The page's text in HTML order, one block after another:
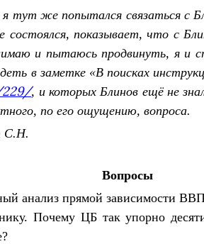
тут же попытался связаться с
показывает, что с
и пытаюсь продвинуть, я и
в заметке «В поисках
, и которых Блинов ещё не
по его ощущению, вопроса.
С.Н.
Вопросы
анализ прямой зависимости
Почему ЦБ так упорно